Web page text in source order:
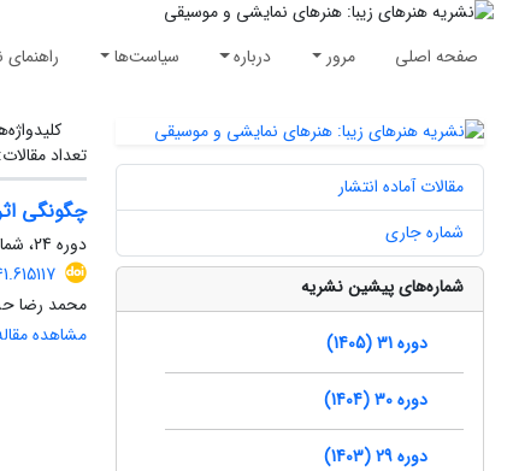
صفحه اصلی مرور درباره سیاست‌ها
تعداد مقالات:
چگونگی
دوره 24، شماره 1، بهار 1398، صفحه
محمد رضا
مشاهده
مقالات آماده انتشار
شماره جاری
شماره‌های پیشین نشریه
دوره 31 (1405)
دوره 30 (1404)
دوره 29 (1403)